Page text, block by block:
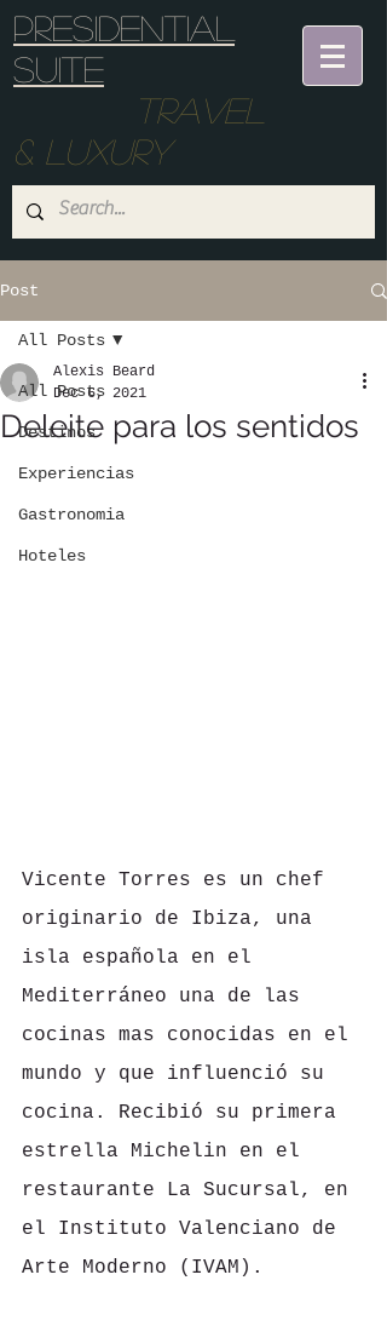
Presidential
suite
Travel
& Luxury
Post
All Posts
Destinos
Experiencias
Gastronomia
Hoteles
All Posts
Deleite para los sentidos
Alexis Beard
Dec 6, 2021
Vicente Torres es un chef
originario de Ibiza, una
isla española en el
Mediterráneo una de las
cocinas mas conocidas en el
mundo y que influenció su
cocina. Recibió su primera
estrella Michelin en el
restaurante La Sucursal, en
el Instituto Valenciano de
Arte Moderno (IVAM).